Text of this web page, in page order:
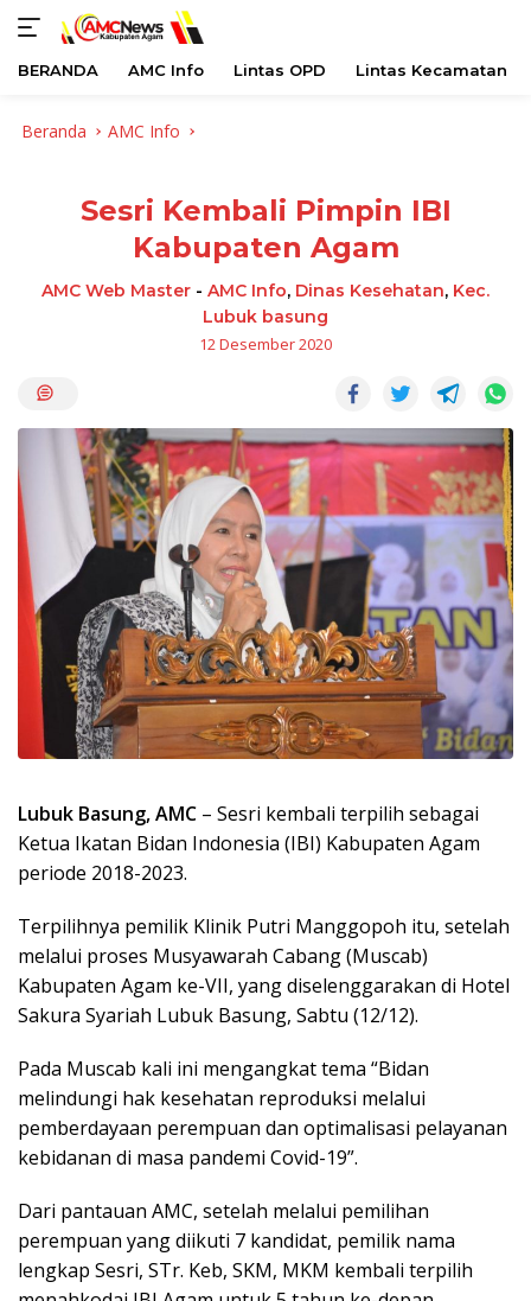
BERANDA AMC Info Lintas OPD Lintas Kecamatan
Beranda AMC Info
Sesri Kembali Pimpin IBI
Kabupaten Agam
AMC Web Master - AMC Info, Dinas Kesehatan, Kec.
Lubuk basung
12 Desember 2020
Lubuk Basung, AMC – Sesri kembali terpilih sebagai
Ketua Ikatan Bidan Indonesia (IBI) Kabupaten Agam
periode 2018-2023.
Terpilihnya pemilik Klinik Putri Manggopoh itu, setelah
melalui proses Musyawarah Cabang (Muscab)
Kabupaten Agam ke-VII, yang diselenggarakan di Hotel
Sakura Syariah Lubuk Basung, Sabtu (12/12).
Pada Muscab kali ini mengangkat tema “Bidan
melindungi hak kesehatan reproduksi melalui
pemberdayaan perempuan dan optimalisasi pelayanan
kebidanan di masa pandemi Covid-19”.
Dari pantauan AMC, setelah melalui pemilihan
perempuan yang diikuti 7 kandidat, pemilik nama
lengkap Sesri, STr. Keb, SKM, MKM kembali terpilih